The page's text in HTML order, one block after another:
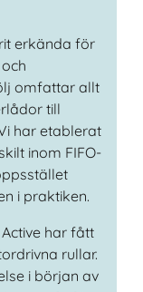
erkända för
omfattar allt
till
har etablerat
inom FIFO-
i praktiken.
har fått
rullar.
i början av